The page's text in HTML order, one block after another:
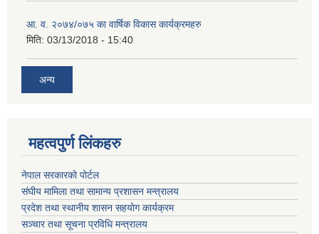
आ. व. २०७४/०७५ का वार्षिक विकास कार्यक्रमहरु
मिति: 03/13/2018 - 15:40
अन्य
महत्वपुर्ण लिंकहरु
नेपाल सरकारको पोर्टल
संघीय मामिला तथा सामान्य प्रशासन मन्त्रालय
प्रदेश तथा स्थानीय शासन सहयोग कार्यक्रम
सञ्चार तथा सूचना प्रविधि मन्त्रालय